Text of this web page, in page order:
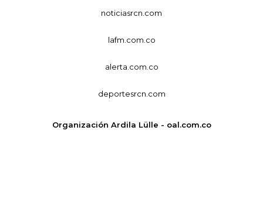
noticiasrcn.com
lafm.com.co
alerta.com.co
deportesrcn.com
Organización Ardila Lülle - oal.com.co